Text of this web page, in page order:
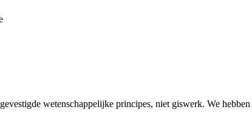
wetenschappelijke principes, niet giswerk. We